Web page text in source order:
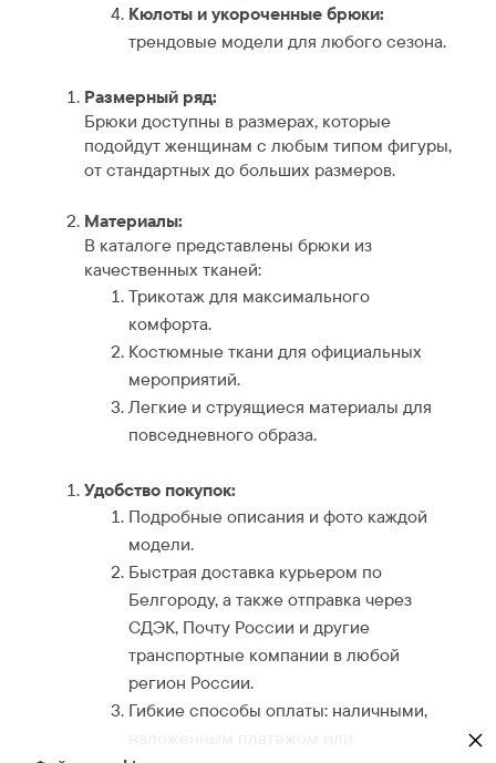
Кюлоты и укороченные брюки:
трендовые модели для любого сезона.
Размерный ряд:
Брюки доступны в размерах, которые
подойдут женщинам с любым типом фигуры,
от стандартных до больших размеров.
Материалы:
В каталоге представлены брюки из
качественных тканей:
Трикотаж для максимального
комфорта.
Костюмные ткани для официальных
мероприятий.
Легкие и струящиеся материалы для
повседневного образа.
Удобство покупок:
Подробные описания и фото каждой
модели.
Быстрая доставка курьером по
Белгороду, а также отправка через
СДЭК, Почту России и другие
транспортные компании в любой
регион России.
Гибкие способы оплаты: наличными,
×